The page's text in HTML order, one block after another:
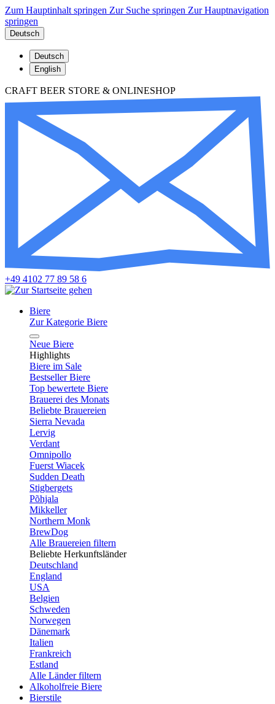
Zum Hauptinhalt springen Zur Suche springen Zur Hauptnavigation
springen
Deutsch
Deutsch
English
CRAFT BEER STORE & ONLINESHOP
+49 4102 77 89 58 6
Biere
Zur Kategorie Biere
Neue Biere
Highlights
Biere im Sale
Bestseller Biere
Top bewertete Biere
Brauerei des Monats
Beliebte Brauereien
Sierra Nevada
Lervig
Verdant
Omnipollo
Fuerst Wiacek
Sudden Death
Stigbergets
Põhjala
Mikkeller
Northern Monk
BrewDog
Alle Brauereien filtern
Beliebte Herkunftsländer
Deutschland
England
USA
Belgien
Schweden
Norwegen
Dänemark
Italien
Frankreich
Estland
Alle Länder filtern
Alkoholfreie Biere
Bierstile